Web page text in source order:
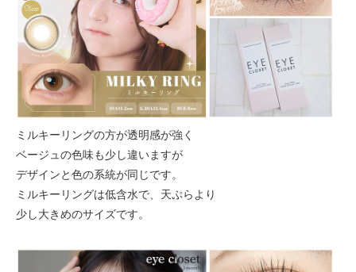
ミルキーリングの方が透明感が強く
ベージュの色味も少し違いますが
デザインと色の系統が同じです。
ミルキーリングは低含水で、天ぷらより
少し大きめのサイズです。